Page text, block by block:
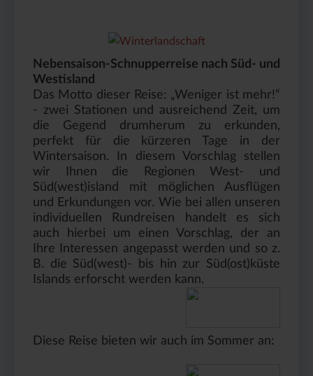
Nebensaison-Schnupperreise nach Süd- und
Westisland
Das Motto dieser Reise: „Weniger ist mehr!“
- zwei Stationen und ausreichend Zeit, um
die Gegend drumherum zu erkunden,
perfekt für die kürzeren Tage in der
Wintersaison. In diesem Vorschlag stellen
wir Ihnen die Regionen West- und
Süd(west)island mit möglichen Ausflügen
und Erkundungen vor. Wie bei allen unseren
individuellen Rundreisen handelt es sich
auch hierbei um einen Vorschlag, der an
Ihre Interessen angepasst werden und so z.
B. die Süd(west)- bis hin zur Süd(ost)küste
Islands erforscht werden kann.
Diese Reise bieten wir auch im Sommer an: